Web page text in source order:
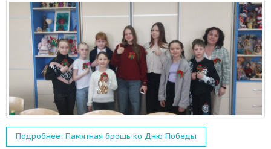
Подробнее: Памятная брошь ко Дню Победы